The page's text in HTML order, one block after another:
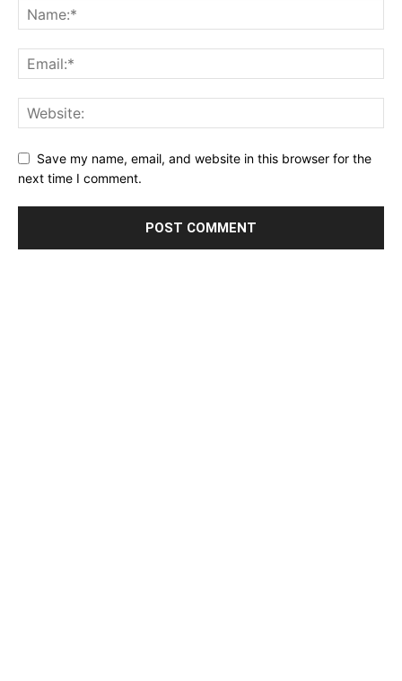
Save my name, email, and website in this browser for the
next time I comment.